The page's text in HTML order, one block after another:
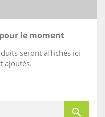
le moment
seront affichés ici
ajoutés.
search